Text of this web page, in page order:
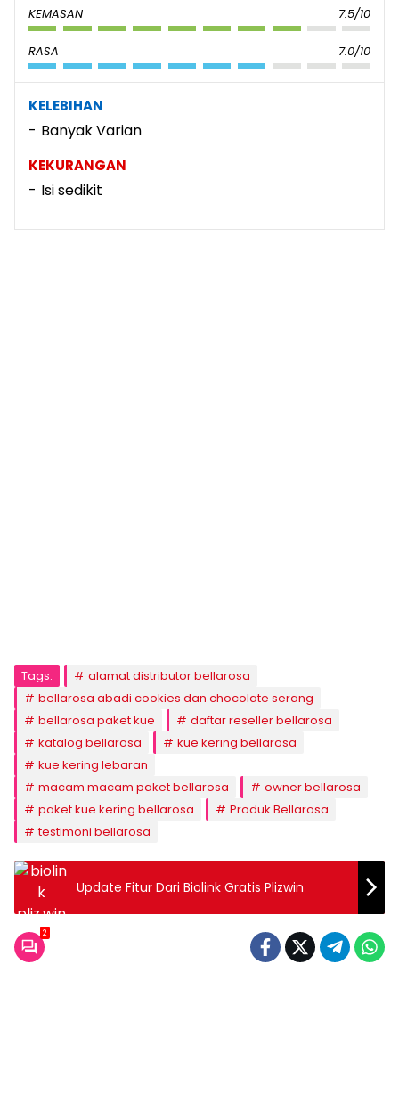
KEMASAN 7.5/10
RASA 7.0/10
KELEBIHAN
Banyak Varian
KEKURANGAN
Isi sedikit
Tags:
alamat distributor bellarosa
bellarosa abadi cookies dan chocolate serang
bellarosa paket kue
daftar reseller bellarosa
katalog bellarosa
kue kering bellarosa
kue kering lebaran
macam macam paket bellarosa
owner bellarosa
paket kue kering bellarosa
Produk Bellarosa
testimoni bellarosa
Update Fitur Dari Biolink Gratis Plizwin
2